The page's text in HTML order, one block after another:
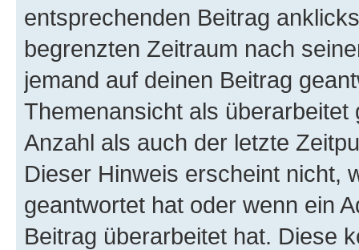
entsprechenden Beitrag
begrenzten Zeitraum nach
jemand auf deinen Beitrag
Themenansicht als
Anzahl als auch der letzte
Dieser Hinweis erscheint nicht,
geantwortet hat oder wenn ein
Beitrag überarbeitet hat. Diese